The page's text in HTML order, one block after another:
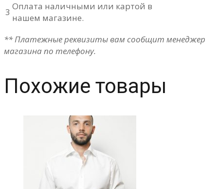
3
Оплата наличными или картой в
нашем магазине.
** Платежные реквизиты вам сообщит менеджер
магазина по телефону.
Похожие товары